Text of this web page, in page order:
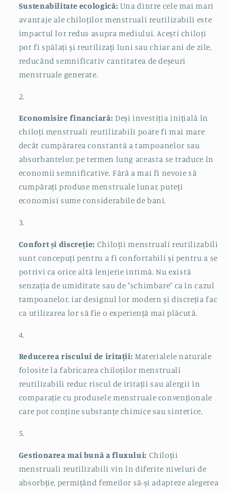
Sustenabilitate ecologică: Una dintre cele mai mari
avantaje ale chiloților menstruali reutilizabili este
impactul lor redus asupra mediului. Acești chiloți
pot fi spălați și reutilizați luni sau chiar ani de zile,
reducând semnificativ cantitatea de deșeuri
menstruale generate.
Economisire financiară: Deși investiția inițială în
chiloți menstruali reutilizabili poate fi mai mare
decât cumpărarea constantă a tampoanelor sau
absorbantelor, pe termen lung aceasta se traduce în
economii semnificative. Fără a mai fi nevoie să
cumpărați produse menstruale lunar, puteți
economisi sume considerabile de bani.
Confort și discreție: Chiloții menstruali reutilizabili
sunt concepuți pentru a fi confortabili și pentru a se
potrivi ca orice altă lenjerie intimă. Nu există
senzația de umiditate sau de "schimbare" ca în cazul
tampoanelor, iar designul lor modern și discreția fac
ca utilizarea lor să fie o experiență mai plăcută.
Reducerea riscului de iritații: Materialele naturale
folosite la fabricarea chiloților menstruali
reutilizabili reduc riscul de iritații sau alergii în
comparație cu produsele menstruale convenționale
care pot conține substanțe chimice sau sintetice.
Gestionarea mai bună a fluxului: Chiloții
menstruali reutilizabili vin în diferite niveluri de
absorbție, permițând femeilor să-și adapteze alegerea